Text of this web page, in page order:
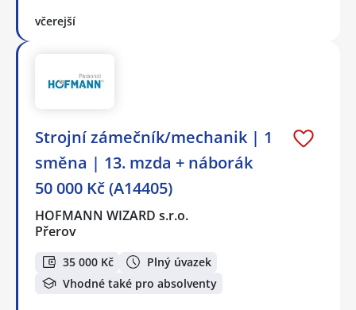
včerejší
Strojní zámečník/mechanik | 1
směna | 13. mzda + náborák
50 000 Kč (A14405)
HOFMANN WIZARD s.r.o.
Přerov
35 000 Kč
Plný úvazek
Vhodné také pro absolventy